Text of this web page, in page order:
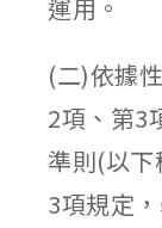
運用。
(二)依據
2項、第3
準則(以
3項規定